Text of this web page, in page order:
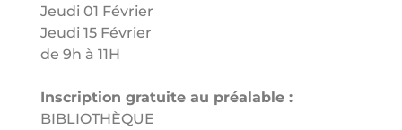
Jeudi 01 Février
Jeudi 15 Février
de 9h à 11H
Inscription gratuite au préalable :
BIBLIOTHÈQUE